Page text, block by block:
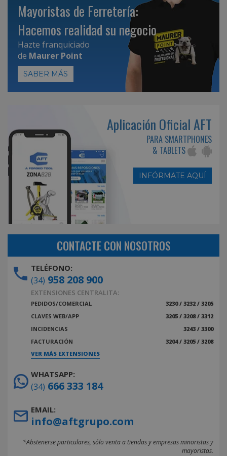
Mayoristas de Ferretería:
Hacemos realidad su negocio
Hazte franquiciado
de Maurer Point
SABER MÁS
Aplicación Oficial AFT
PARA SMARTPHONES
& TABLETS
INFÓRMATE AQUÍ
CONTACTE CON NOSOTROS
TELÉFONO:
(34) 958 208 900
EXTENSIONES CENTRALITA:
PEDIDOS/COMERCIAL
3230 / 3232 / 3205
CLAVES WEB/APP
3205 / 3208 / 3312
INCIDENCIAS
3243 / 3300
FACTURACIÓN
3204 / 3205 / 3208
VER MÁS EXTENSIONES
WHATSAPP:
(34) 666 333 184
EMAIL:
info@aftgrupo.com
*Abstenerse particulares, sólo venta a tiendas y empresas minoristas y
mayoristas.